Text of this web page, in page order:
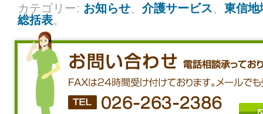
カテゴリー: お知らせ、 介護サービス、 東信地
総括表。